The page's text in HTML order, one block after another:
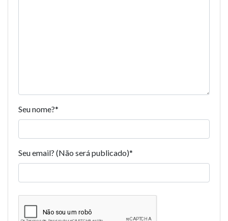
Seu nome?*
Seu email? (Não será publicado)*